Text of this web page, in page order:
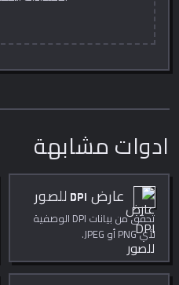
ادوات مشابهة
عارض DPI للصور
تحقق من بيانات DPI الوصفية
لأي PNG أو JPEG.